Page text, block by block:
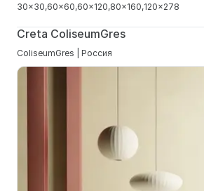
30x30 60x60 60x120 80x160 120x278
Creta ColiseumGres
ColiseumGres | Россия